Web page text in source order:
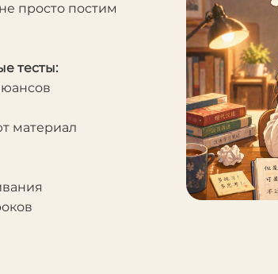
просто постим
тесты:
материал